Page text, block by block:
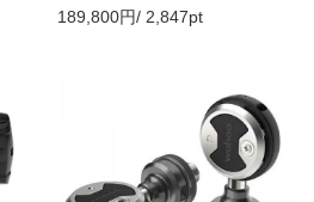
アルセンサー ペ..
189,800円/ 2,847pt